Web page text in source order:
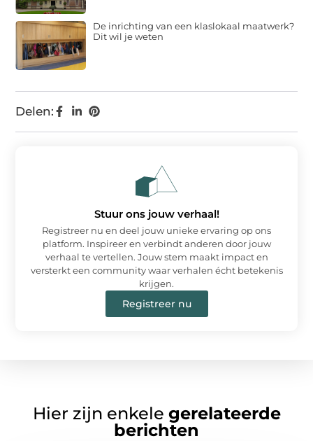
Delen:
De inrichting van een klaslokaal maatwerk?
Dit wil je weten
Stuur ons jouw verhaal!
Registreer nu en deel jouw unieke ervaring op ons
platform. Inspireer en verbindt anderen door jouw
verhaal te vertellen. Jouw stem maakt impact en
versterkt een community waar verhalen écht betekenis
krijgen.
Registreer nu
Hier zijn enkele gerelateerde
berichten